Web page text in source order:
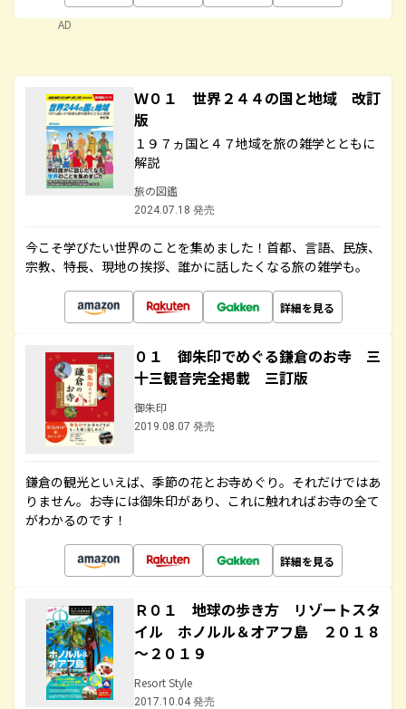
AD
Ｗ０１ 世界２４４の国と地域 改訂
版
１９７ヵ国と４７地域を旅の雑学とともに
解説
旅の図鑑
2024.07.18 発売
今こそ学びたい世界のことを集めました！首都、言語、民族、
宗教、特長、現地の挨拶、誰かに話したくなる旅の雑学も。
詳細を見る
０１ 御朱印でめぐる鎌倉のお寺 三
十三観音完全掲載 三訂版
御朱印
2019.08.07 発売
鎌倉の観光といえば、季節の花とお寺めぐり。それだけではあ
りません。お寺には御朱印があり、これに触れればお寺の全て
がわかるのです！
詳細を見る
Ｒ０１ 地球の歩き方 リゾートスタ
イル ホノルル＆オアフ島 ２０１８
～２０１９
Resort Style
2017.10.04 発売